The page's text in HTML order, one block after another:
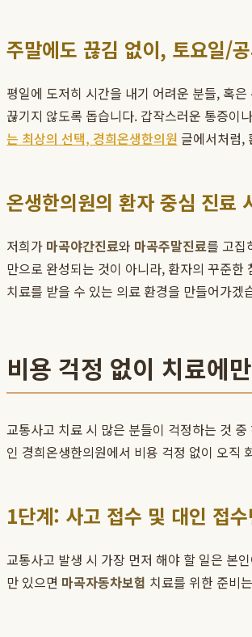
주말에도 끊김 없이, 토요일/
평일에 도저히 시간을 내기 어려운 분들, 혹
끊기지 않도록 돕습니다. 갑작스러운 통증이
는 최상의 선택, 경희온생한의원 글에서처럼,
온생한의원의 환자 중심 진료
저희가 마곡야간진료와 마곡주말진료를 고집
만으로 완성되는 것이 아니라, 환자의 꾸준
치료를 받을 수 있는 의료 환경을 만들어가겠
비용 걱정 없이 치료에
교통사고 치료 시 많은 분들이 걱정하는 것
인 경희온생한의원에서 비용 걱정 없이 오직
1단계: 사고 접수 및 대인 접
교통사고 발생 시 가장 먼저 해야 할 일은 본
만 있으면 마곡자동차보험 치료를 위한 준비